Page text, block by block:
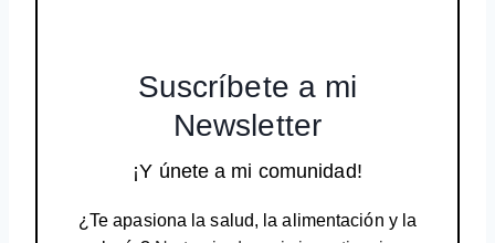
Suscríbete a mi
Newsletter
¡Y únete a mi comunidad!
¿Te apasiona la salud, la alimentación y la